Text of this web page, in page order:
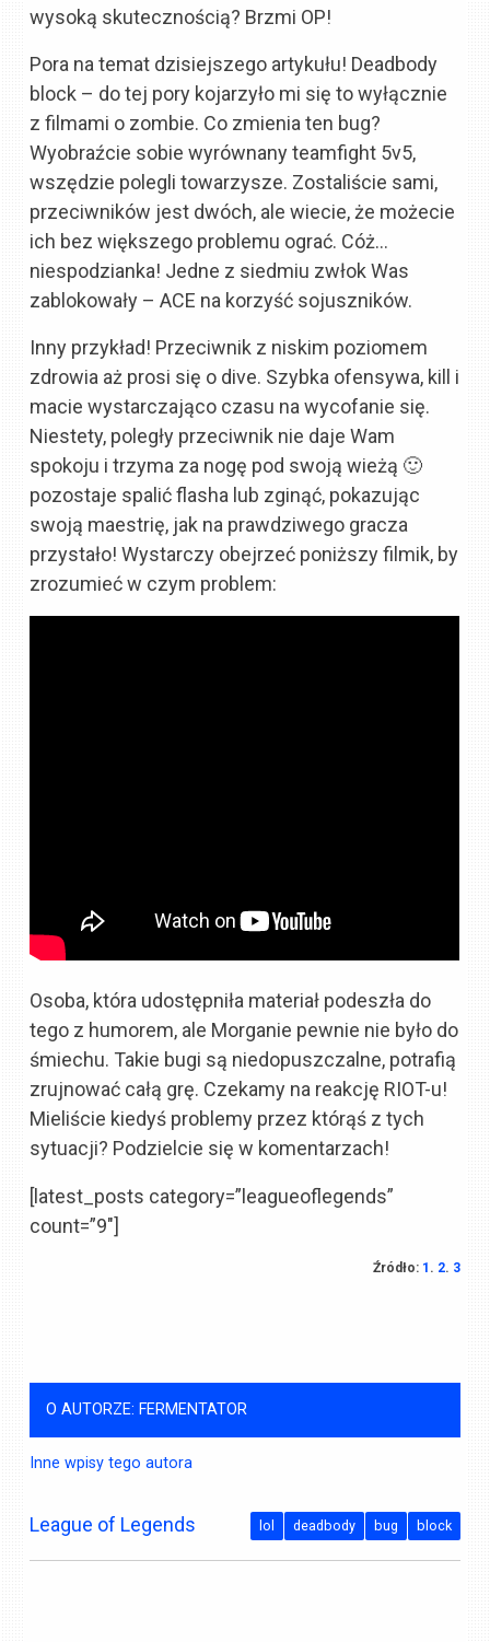
wysoką skutecznością? Brzmi OP!
Pora na temat dzisiejszego artykułu! Deadbody
block – do tej pory kojarzyło mi się to wyłącznie
z filmami o zombie. Co zmienia ten bug?
Wyobraźcie sobie wyrównany teamfight 5v5,
wszędzie polegli towarzysze. Zostaliście sami,
przeciwników jest dwóch, ale wiecie, że możecie
ich bez większego problemu ograć. Cóż…
niespodzianka! Jedne z siedmiu zwłok Was
zablokowały – ACE na korzyść sojuszników.
Inny przykład! Przeciwnik z niskim poziomem
zdrowia aż prosi się o dive. Szybka ofensywa, kill i
macie wystarczająco czasu na wycofanie się.
Niestety, poległy przeciwnik nie daje Wam
spokoju i trzyma za nogę pod swoją wieżą 🙂
pozostaje spalić flasha lub zginąć, pokazując
swoją maestrię, jak na prawdziwego gracza
przystało! Wystarczy obejrzeć poniższy filmik, by
zrozumieć w czym problem:
Osoba, która udostępniła materiał podeszła do
tego z humorem, ale Morganie pewnie nie było do
śmiechu. Takie bugi są niedopuszczalne, potrafią
zrujnować całą grę. Czekamy na reakcję RIOT-u!
Mieliście kiedyś problemy przez którąś z tych
sytuacji? Podzielcie się w komentarzach!
[latest_posts category=”leagueoflegends”
count=”9″]
Źródło: 1 . 2. 3
O AUTORZE: FERMENTATOR
Inne wpisy tego autora
League of Legends block
bug
deadbody
lol